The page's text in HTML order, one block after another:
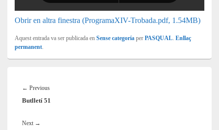
Obrir en altra finestra (ProgramaXIV-Trobada.pdf, 1.54MB)
Aquest entrada va ser publicada en Sense categoría per PASQUAL Enllaç
permanent
d'entrades
← Previous
post:
Butlletí 51
Next →